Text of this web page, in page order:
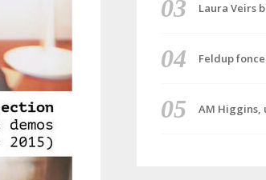
Laura Veirs
Feldup
AM Higgins,